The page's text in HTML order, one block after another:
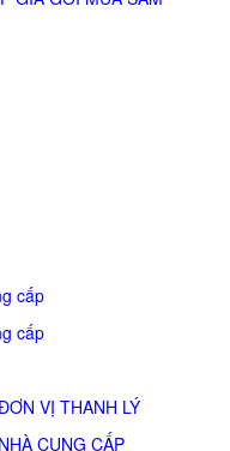
cấp
cấp
VỊ THANH LÝ
CUNG CẤP